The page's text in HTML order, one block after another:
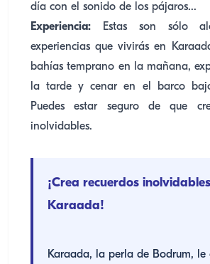
día con el sonido de los pájaros...
Experiencia: Estas son sólo
experiencias que vivirás en
bahías temprano en la mañana,
la tarde y cenar en el barco
Puedes estar seguro de que
inolvidables.
¡Crea recuerdos
Karaada!
Karaada, la perla de Bodrum, le